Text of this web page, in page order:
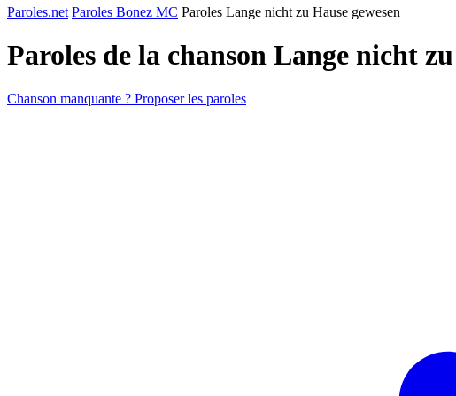
Paroles.net Paroles Bonez MC Paroles Lange nicht zu Hause gewesen
Paroles de la chanson Lange nicht
Chanson manquante ? Proposer les paroles